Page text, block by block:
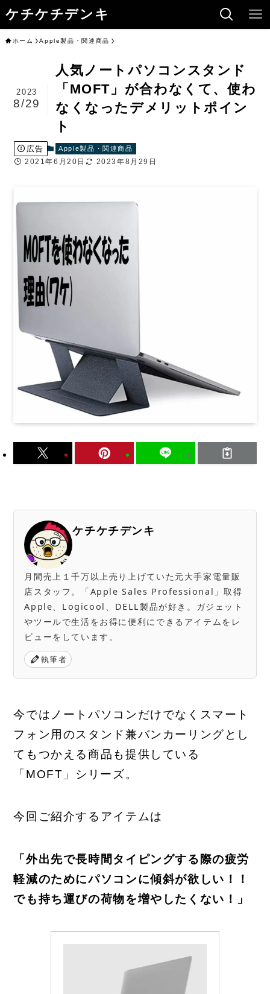
ケチケチデンキ
ホーム Apple製品・関連商品
人気ノートパソコンスタンド
「MOFT」が合わなくて、使わ
なくなったデメリットポイン
ト
2023
8/29
広告 Apple製品・関連商品
2021年6月20日 2023年8月29日
ケチケチデンキ
月間売上１千万以上売り上げていた元大手家電量販
店スタッフ。「Apple Sales Professional」取得
Apple、Logicool、DELL製品が好き。ガジェット
やツールで生活をお得に便利にできるアイテムをレ
ビューをしています。
執筆者
今ではノートパソコンだけでなくスマート
フォン用のスタンド兼バンカーリングとし
てもつかえる商品も提供している
「MOFT」シリーズ。
今回ご紹介するアイテムは
「外出先で長時間タイピングする際の疲労
軽減のためにパソコンに傾斜が欲しい！！
でも持ち運びの荷物を増やしたくない！」